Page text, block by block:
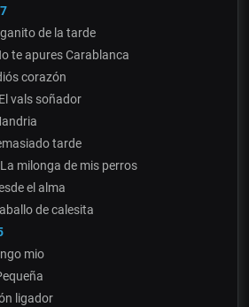
7
de la tarde
te apures Carablanca
corazón
El vals soñador
tarde
La milonga de mis perros
el alma
de calesita
mio
ligador